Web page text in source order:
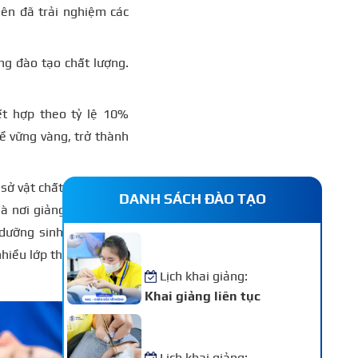
đã trải nghiệm các
đào tạo chất lượng.
hợp theo tỷ lệ 10%
vững vàng, trở thành
vật chất và kỹ thuật
nơi giảng dạy uy tín.
sinh Sóc Trăng.
lớp thẩm mỹ chất
DANH SÁCH ĐÀO TẠO
Lịch khai giảng:
Khai giảng liên tục